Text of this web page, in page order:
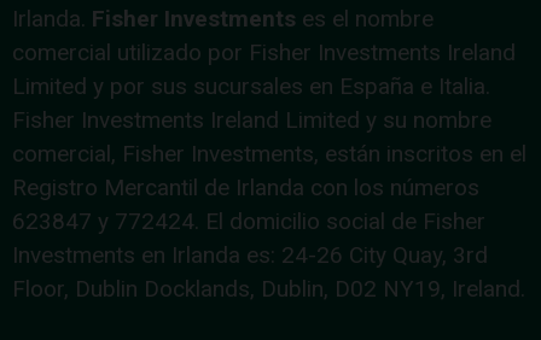
Irlanda. Fisher Investments es el nombre
comercial utilizado por Fisher Investments Ireland
Limited y por sus sucursales en España e Italia.
Fisher Investments Ireland Limited y su nombre
comercial, Fisher Investments, están inscritos en el
Registro Mercantil de Irlanda con los números
623847 y 772424. El domicilio social de Fisher
Investments en Irlanda es: 24-26 City Quay, 3rd
Floor, Dublin Docklands, Dublin, D02 NY19, Ireland.